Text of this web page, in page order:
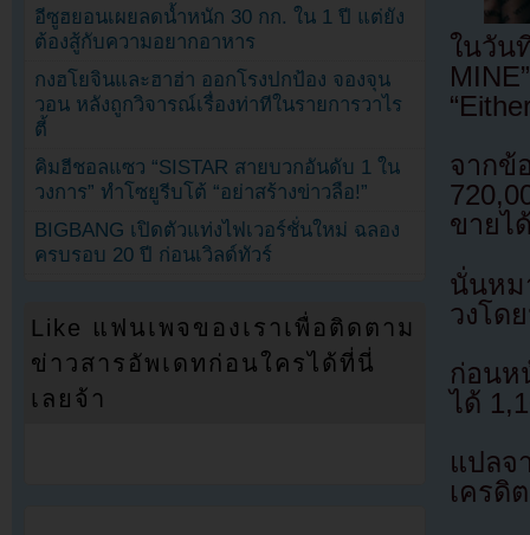
ในวัน
จาก
ขายไ
นั่นหม
วงโด
ก่อนห
ได้
แปล
เครดิ
อีซูฮยอนเผยลดน้ำหนัก 30 กก. ใน 1 ปี แต่ยัง
ต้องสู้กับความอยากอาหาร
กงฮโยจินและฮาฮ่า ออกโรงปกป้อง จองจุน
วอน หลังถูกวิจารณ์เรื่องท่าทีในรายการวาไร
ตี้
คิมฮีชอลแซว “SISTAR สายบวกอันดับ 1 ใน
วงการ” ทำโซยูรีบโต้ “อย่าสร้างข่าวลือ!”
BIGBANG เปิดตัวแท่งไฟเวอร์ชั่นใหม่ ฉลอง
ครบรอบ 20 ปี ก่อนเวิลด์ทัวร์
Like แฟนเพจของเราเพื่อติดตาม
ข่าวสารอัพเดทก่อนใครได้ที่นี่
เลยจ้า